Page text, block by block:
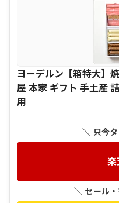
ヨーデルン【箱特大】
屋 本家 ギフト 手土産
用
＼ 只今
楽
＼ セール